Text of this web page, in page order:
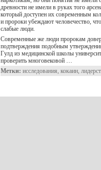
древности не имели в руках того
который доступен их современным
и пророки убеждают человечество,
слабые люди.
Современные же люди пророкам
подтверждения подобным
Гулд из медицинской школы
проверить многовековой …
Метки: исследования, кокаин,